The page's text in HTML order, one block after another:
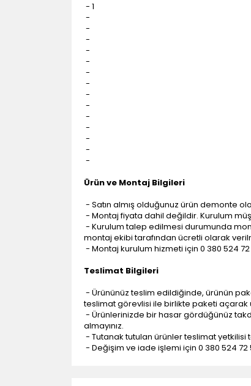
- 1
-
-
-
-
-
-
-
-
-
-
-
-
-
-
Ürün ve Montaj Bilgileri
- Satın almış olduğunuz ürün demonte
- Montaj fiyata dahil değildir. Kurulum
- Kurulum talep edilmesi durumunda
montaj ekibi tarafından ücretli olarak
- Montaj kurulum hizmeti için 0 380 524
Teslimat Bilgileri
- Ürününüz teslim edildiğinde, ürünün
teslimat görevlisi ile birlikte paketi açarak
- Ürünlerinizde bir hasar gördüğünüz
almayınız.
- Tutanak tutulan ürünler teslimat yetkilisi
- Değişim ve iade işlemi için 0 380 524